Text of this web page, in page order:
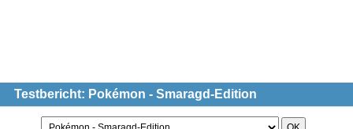
Testbericht: Pokémon - Smaragd-Edition